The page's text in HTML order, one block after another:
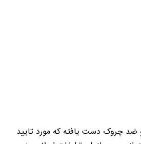
چروک دست یافته که مورد تایید